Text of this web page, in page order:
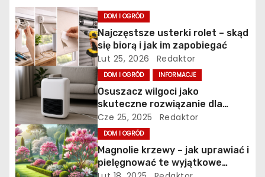
i
g
a
c
j
a
w
DOM I OGRÓD
Najczęstsze usterki rolet – skąd
się biorą i jak im zapobiegać
Lut 25, 2026 Redaktor
DOM I OGRÓD INFORMACJE
Osuszacz wilgoci jako
skuteczne rozwiązanie dla
zdrowego i bezpiecznego
mikroklimatu
Cze 25, 2025 Redaktor
DOM I OGRÓD
Magnolie krzewy – jak uprawiać i
pielęgnować te wyjątkowe